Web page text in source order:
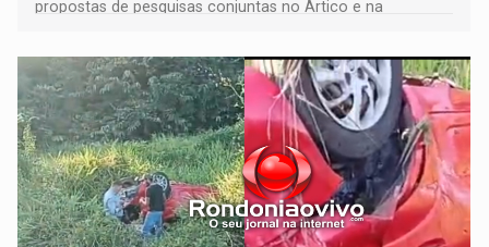
propostas de pesquisas conjuntas no Ártico e na